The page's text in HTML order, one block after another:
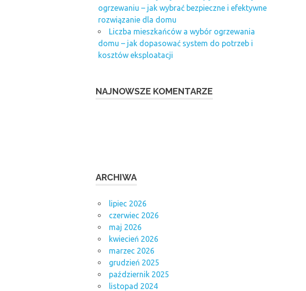
ogrzewaniu – jak wybrać bezpieczne i efektywne
rozwiązanie dla domu
Liczba mieszkańców a wybór ogrzewania
domu – jak dopasować system do potrzeb i
kosztów eksploatacji
NAJNOWSZE KOMENTARZE
ARCHIWA
lipiec 2026
czerwiec 2026
maj 2026
kwiecień 2026
marzec 2026
grudzień 2025
październik 2025
listopad 2024